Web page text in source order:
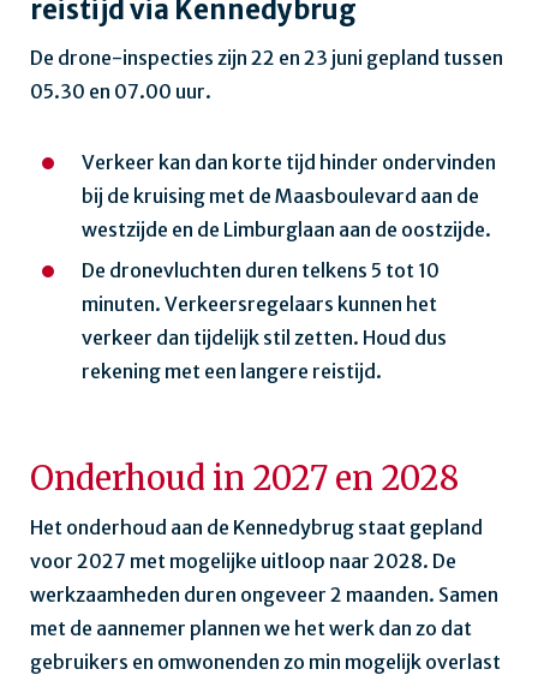
reistijd via Kennedybrug
De drone-inspecties zijn 22 en 23 juni gepland tussen
05.30 en 07.00 uur.
Verkeer kan dan korte tijd hinder ondervinden
bij de kruising met de Maasboulevard aan de
westzijde en de Limburglaan aan de oostzijde.
De dronevluchten duren telkens 5 tot 10
minuten. Verkeersregelaars kunnen het
verkeer dan tijdelijk stil zetten. Houd dus
rekening met een langere reistijd.
Onderhoud in 2027 en 2028
Het onderhoud aan de Kennedybrug staat gepland
voor 2027 met mogelijke uitloop naar 2028. De
werkzaamheden duren ongeveer 2 maanden. Samen
met de aannemer plannen we het werk dan zo dat
gebruikers en omwonenden zo min mogelijk overlast